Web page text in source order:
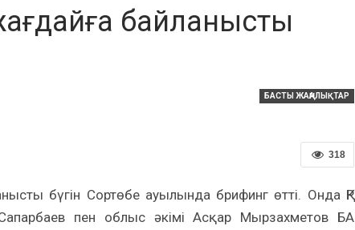
байланысты
БАСТЫ ЖАҢАЛЫҚТАР
318
бүгін Сортөбе ауылында брифинг өтті. Онда ҚР
пен облыс әкімі Асқар Мырзахметов БАҚ